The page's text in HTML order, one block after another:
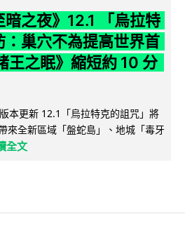
暗之夜》12.1 「烏拉特
：巢穴不為提高世界首
王之眠》縮短約 10 分
本更新 12.1「烏拉特克的詛咒」將
來全新區域「盤蛇島」、地城「毒牙
全文